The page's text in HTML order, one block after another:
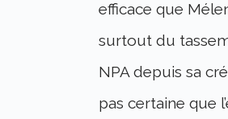
efficace que
surtout du
NPA depuis sa
pas certaine que